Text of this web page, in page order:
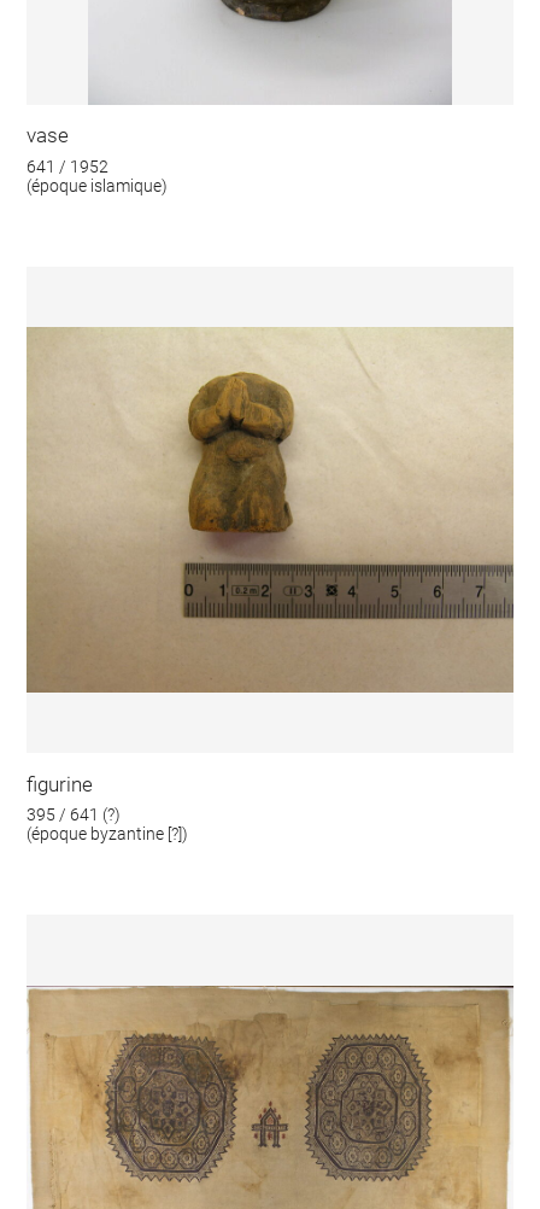
vase
641 / 1952
(époque islamique)
figurine
395 / 641 (?)
(époque byzantine [?])